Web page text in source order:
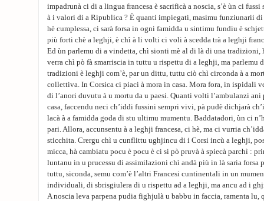
impadrunà ci di a lingua francesa è sacrificà a noscia, s’è ùn ci fussi
à i valori di a Ripublica ? È quanti impiegati, masimu funziunarii di
hè cumplessa, ci sarà forsa in ogni famidda u sintimu fundiu è
più forti chè a leghji, è chì à li volti ci voli à scedda trà a leghji
Ed ùn parlemu di a vindetta, chì sionti mè al di là di una
verra chì pò fà smarriscia in tuttu u rispettu di a leghji, ma
tradizioni è leghji com’è, par un dittu, tuttu ciò chì circonda à a
collettiva. In Corsica ci piaci à mora in casa. Mora fora, in ispidali
di l’anori duvutu à u mortu da u paesi. Quanti volti l’ambulanzi
casa, faccendu neci ch’iddi fussini sempri vivi, pà pudè dichjarà
lacà à a famidda goda di stu ultimu mumentu. Baddatadori, ùn ci
pari. Allora, accunsentu à a leghji francesa, ci hè, ma ci vurria
sticchita. Crergu chì u cunflittu ughjincu di i Corsi incù a leghji,
micca, hà cambiatu pocu è pocu è ci si pò pruvà à spiecà parchì :
luntanu in u prucessu di assimilazioni chì andà più in là saria forsa
tuttu, siconda, semu com’è l’altri Francesi cuntinentali in un
individuali, di sbrisgiulera di u rispettu ad a leghji, ma ancu ad i
A noscia leva parpena pudia fighjulà u babbu in faccia, ramenta lu,